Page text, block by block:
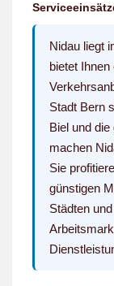
Nidau liegt
bietet
Stadt Bern
Biel und
machen
Sie
günstigen
Städten